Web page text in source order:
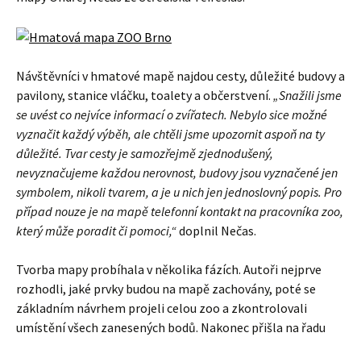
Návštěvníci v hmatové mapě najdou cesty, důležité budovy a
pavilony, stanice vláčku, toalety a občerstvení. „Snažili jsme
se uvést co nejvíce informací o zvířatech. Nebylo sice možné
vyznačit každý výběh, ale chtěli jsme upozornit aspoň na ty
důležité. Tvar cesty je samozřejmě zjednodušený,
nevyznačujeme každou nerovnost, budovy jsou vyznačené jen
symbolem, nikoli tvarem, a je u nich jen jednoslovný popis. Pro
případ nouze je na mapě telefonní kontakt na pracovníka zoo,
který může poradit či pomoci,“doplnil Nečas.
Tvorba mapy probíhala v několika fázích. Autoři nejprve
rozhodli, jaké prvky budou na mapě zachovány, poté se
základním návrhem projeli celou zoo a zkontrolovali
umístění všech zanesených bodů. Nakonec přišla na řadu